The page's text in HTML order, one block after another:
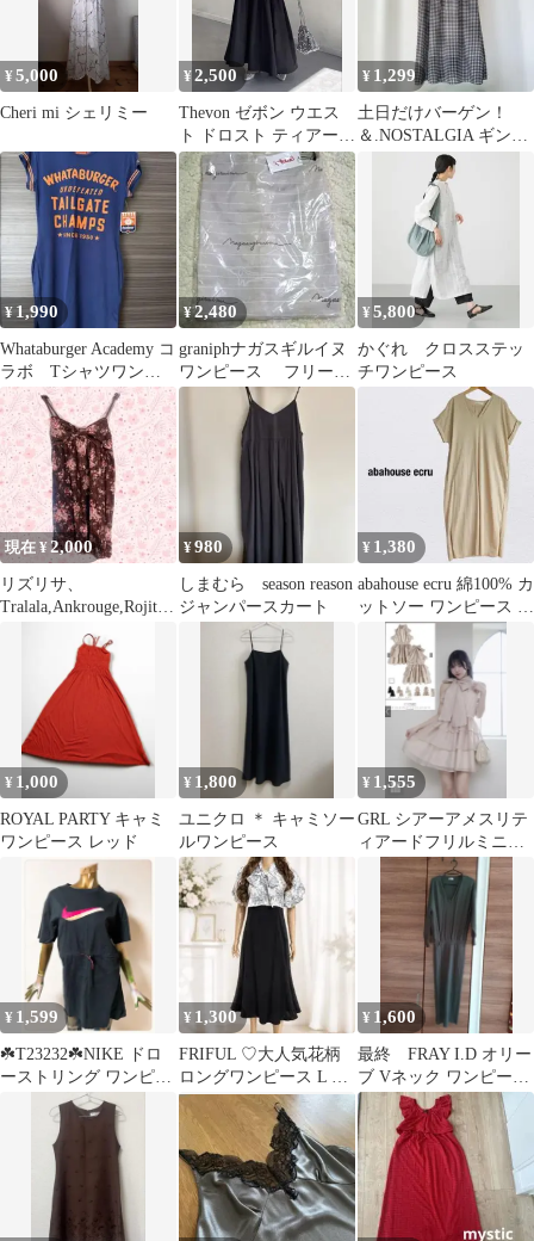
¥5,000
Cheri mi シェリミー
¥2,500
Thevon ゼボン ウエス
ト ドロスト ティアード
ワンピース
¥ 1,299
土日だけバーゲン！
＆.NOSTALGIA ギンガ
ムチェック ロングワン
¥ 1,990
Whataburger Academy コ
ラボ Tシャツワンピ
ース
¥2,480
graniphナガスギルイヌ
ワンピース フリーサ
イズ 新品未開封品
¥5,800
かぐれ クロスステッ
チワンピース
現在 ¥2,000
リズリサ、
Tralala,Ankrouge,Rojita,a
¥980
しまむら season reason
ジャンパースカート
¥ 1,380
abahouse ecru 綿100% カ
ットソー ワンピース V
ネック
¥ 1,000
ROYAL PARTY キャミ
ワンピース レッド
¥ 1,800
ユニクロ ＊ キャミソー
ルワンピース
¥ 1,555
GRL シアーアメスリテ
ィアードフリルミニワ
ンピース
¥ 1,599
☘️T23232☘️NIKE ドロ
ーストリング ワンピー
ス ブラック M
¥ 1,300
FRIFUL ♡大人気花柄
ロングワンピース L マ
キシワンピース
¥ 1,600
最終 FRAY I.D オリー
ブ Vネック ワンピース
Fサイズ